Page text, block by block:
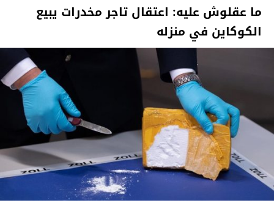
ما عقلوش عليه: اعتقال تاجر مخدرات يبيع
الكوكاين في منزله